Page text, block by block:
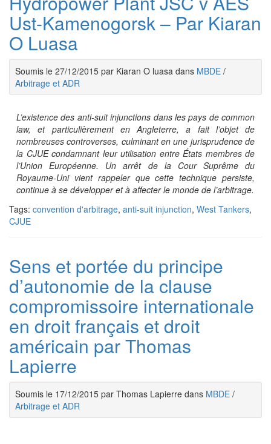
Ust-Kamenogorsk – Par Kiaran
O Luasa
Soumis le 27/12/2015 par Kiaran O luasa dans MBDE /
Arbitrage et ADR
L’existence des anti-suit injunctions dans les pays de common
law, et particulièrement en Angleterre, a fait l’objet de
nombreuses controverses, culminant en une jurisprudence de
la CJUE condamnant leur utilisation entre États membres de
l’Union Européenne. Un arrêt de la Cour Suprême du
Royaume-Uni vient rappeler que cette technique persiste,
continue à se développer et à affecter le monde de l’arbitrage.
Tags: convention d'arbitrage, anti-suit injunction, West Tankers,
CJUE
Sens et portée du principe
d’autonomie de la clause
compromissoire internationale
en droit français et droit
américain par Thomas
Lapierre
Soumis le 17/12/2015 par Thomas Lapierre dans MBDE /
Arbitrage et ADR